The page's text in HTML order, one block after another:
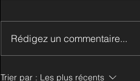
Rédigez un commentaire...
Trier par : Les plus récents